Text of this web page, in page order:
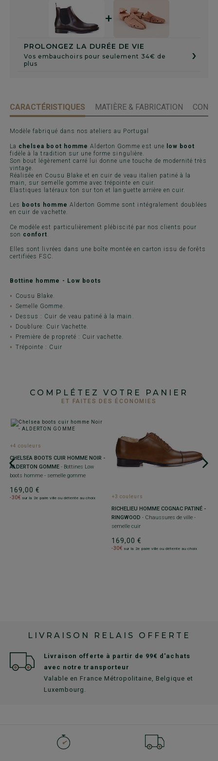
PROLONGEZ LA DURÉE DE VIE
Vos embauchoirs pour seulement 34€ de
plus
›
+
CARACTÉRISTIQUES MATIÈRE & FABRICATION
Modèle fabriqué dans nos ateliers au Portugal
La chelsea boot homme Alderton Gomme est une
low boot
fidèle à la tradition sur une forme singulière.
Son bout légèrement carré lui donne une touche de modernité très
vintage.
Réalisée en Cousu Blake et en cuir de veau italien patiné à la
main, sur semelle gomme avec trépointe en cuir.
Elastiques latéraux ton sur ton et languette arrière en cuir.
Les boots homme Alderton Gomme sont intégralement doublées
en cuir de vachette.
Ce modèle est particulièrement plébiscité par nos clients pour
son confort
Elles sont livrées dans une boîte montée en carton issu de forêts
certifiées FSC.
Bottine homme - Low boots
Cousu Blake.
Semelle Gomme.
Dessus : Cuir de veau patiné à la main.
Doublure: Cuir Vachette.
Première de propreté : Cuir vachette.
Trépointe : Cuir
COMPLÉTEZ VOTRE PANIER
ET FAITES DES ÉCONOMIES
+4 couleurs
CHELSEA BOOTS CUIR HOMME NOIR -
ALDERTON GOMME - Bottines Low
boots homme - semelle gomme
169,00 €
-30€ sur la 2e paire ville ou détente au choix +3 couleurs
RICHELIEU HOMME COGNAC PATINÉ -
RINGWOOD - Chaussures de ville -
semelle cuir
169,00 €
-30€ sur la 2e paire ville ou détente au choix
LIVRAISON RELAIS OFFERTE
Livraison offerte à partir de 99€ d'achats
avec notre transporteur
Valable en France Métropolitaine, Belgique et
Luxembourg.